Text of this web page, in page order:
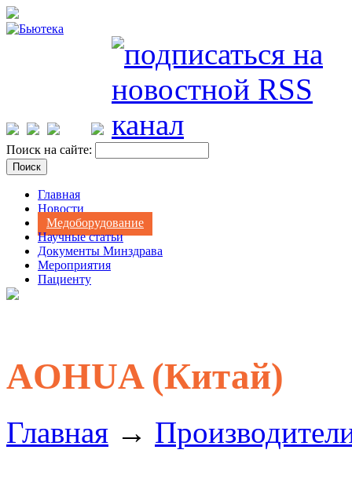
Поиск на сайте:
Главная
Новости
Медоборудование
Научные статьи
Документы Минздрава
Мероприятия
Пациенту
AOHUA (Китай)
Главная →